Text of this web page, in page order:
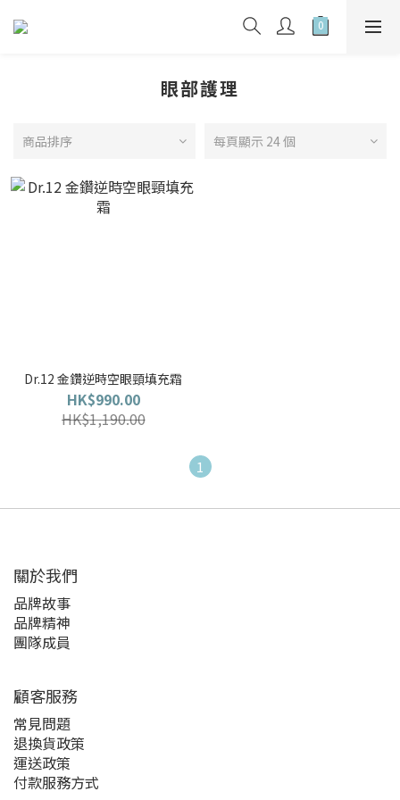
眼部護理
商品排序 每頁顯示 24 個
Dr.12 金鑽逆時空眼頸填充霜
HK$990.00
HK$1,190.00
1
關於我們
品牌故事
品牌精神
團隊成員
顧客服務
常見問題
退換貨政策
運送政策
付款服務方式